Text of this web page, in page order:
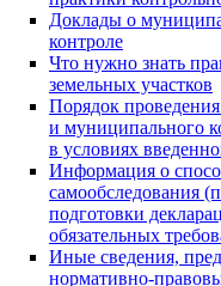
Доклады о
контроле
Что нужно знать
земельных участков
Порядок
и муниципального
в условиях
Информация о
самообследования
подготовки
обязательных
Иные сведения,
нормативно-